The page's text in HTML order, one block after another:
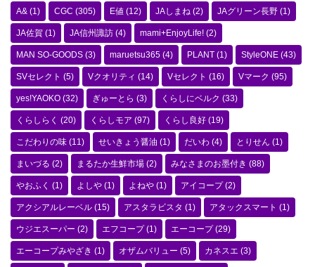
A& (1) CGC (305) E値 (12) JAしまね (2) JAグリーン長野 (1)
JA佐賀 (1) JA信州諏訪 (4) mami+EnjoyLife! (2)
MAN SO-GOODS (3) maruetsu365 (4) PLANT (1) StyleONE (43)
SVセレクト (5) Vクオリティ (14) Vセレクト (16) Vマーク (95)
yes!YAOKO (32) ぎゅーとら (3) くらしにベルク (33)
くらしらく (20) くらしモア (97) くらし良好 (19)
こだわりの味 (11) せいきょう醤油 (1) だいわ (4) とりせん (1)
まいづる (2) まるたか生鮮市場 (2) みなさまのお墨付き (88)
やおふく (1) よしや (1) よねや (1) アイコープ(2)
アクシアルレーベル (15) アスタラビスタ (1) アタックスマート (1)
ウジエスーパー (2) エフコープ(1) エーコープ(29)
エーコープみやざき (1) オザムバリュー (5) カネスエ (3)